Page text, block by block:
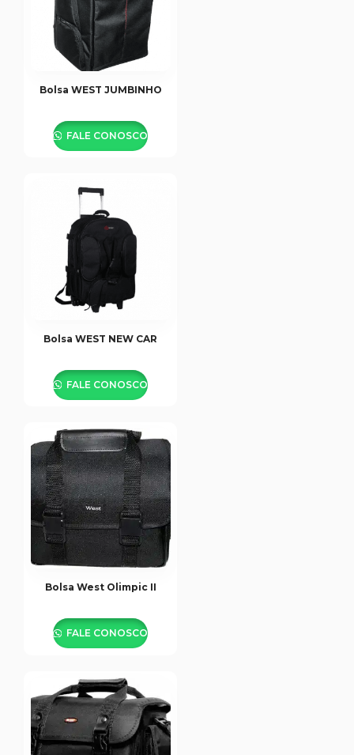
Bolsa WEST JUMBINHO
FALE CONOSCO
Bolsa WEST NEW CAR
FALE CONOSCO
Bolsa West Olimpic II
FALE CONOSCO